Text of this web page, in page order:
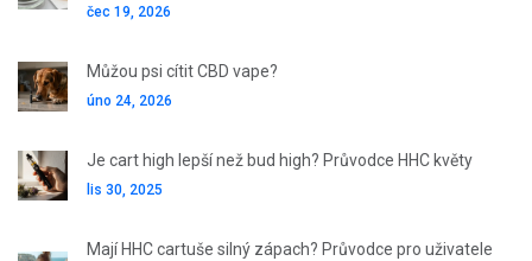
čec 19, 2026
Můžou psi cítit CBD vape?
úno 24, 2026
Je cart high lepší než bud high? Průvodce HHC květy
lis 30, 2025
Mají HHC cartuše silný zápach? Průvodce pro uživatele